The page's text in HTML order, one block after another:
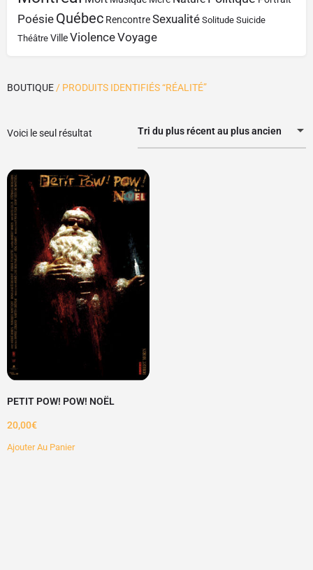
Poésie Québec RencontreSexualité Solitude Suicide
Théâtre VilleViolenceVoyage
BOUTIQUE / PRODUITS IDENTIFIÉS “RÉALITÉ”
Voici le seul résultat Tri du plus récent au plus ancien
PETIT POW! POW! NOËL
20,00€
Ajouter Au Panier